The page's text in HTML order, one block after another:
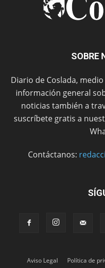
SOBRE
Diario de Coslada,
información general
noticias también a
suscríbete gratis a
Contáctanos:
Aviso Legal Política de